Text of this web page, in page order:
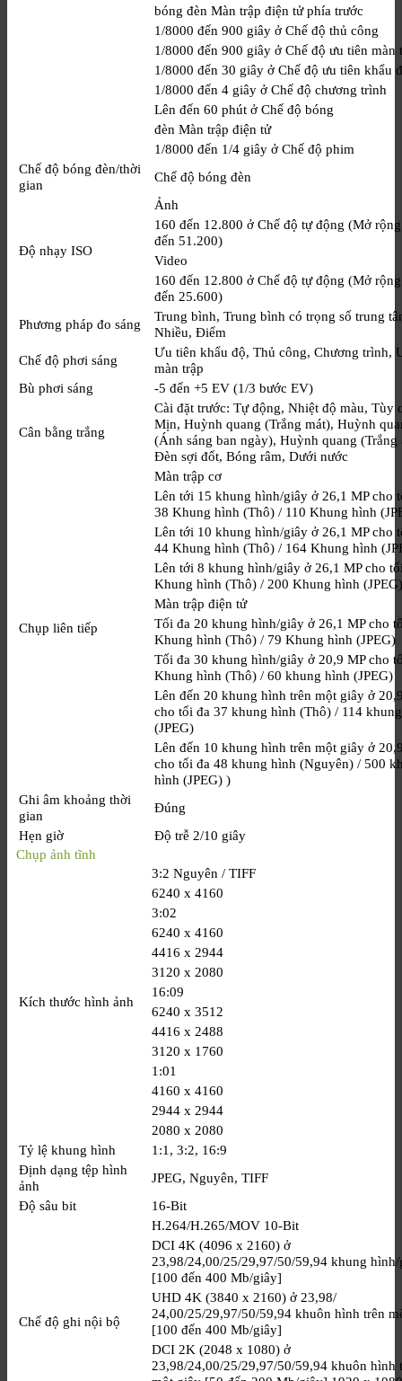
bóng đèn Màn trập điện tử phía trước
1/8000 đến 900 giây ở Chế độ thủ công
1/8000 đến 900 giây ở Chế độ ưu tiên màn
1/8000 đến 30 giây ở Chế độ ưu tiên khẩu
1/8000 đến 4 giây ở Chế độ chương trình
Lên đến 60 phút ở Chế độ bóng
đèn Màn trập điện tử
1/8000 đến 1/4 giây ở Chế độ phim
Chế độ bóng đèn/thời
gian
Chế độ bóng đèn
Độ nhạy ISO
Ảnh
160 đến 12.800 ở Chế độ tự động (Mở
đến 51.200)
Video
160 đến 12.800 ở Chế độ tự động (Mở
đến 25.600)
Phương pháp đo sáng
Trung bình, Trung bình có trọng số trung
Nhiều, Điểm
Chế độ phơi sáng
Ưu tiên khẩu độ, Thủ công, Chương trình,
màn trập
Bù phơi sáng
-5 đến +5 EV (1/3 bước EV)
Cân bằng trắng
Cài đặt trước: Tự động, Nhiệt độ màu, Tùy
Mịn, Huỳnh quang (Trắng mát), Huỳnh
(Ánh sáng ban ngày), Huỳnh quang (Trắng
Đèn sợi đốt, Bóng râm, Dưới nước
Chụp liên tiếp
Màn trập cơ
Lên tới 15 khung hình/giây ở 26,1 MP cho
38 Khung hình (Thô) / 110 Khung hình
Lên tới 10 khung hình/giây ở 26,1 MP cho
44 Khung hình (Thô) / 164 Khung hình
Lên tới 8 khung hình/giây ở 26,1 MP cho
Khung hình (Thô) / 200 Khung hình (JPEG)
Màn trập điện tử
Tối đa 20 khung hình/giây ở 26,1 MP cho
Khung hình (Thô) / 79 Khung hình (JPEG)
Tối đa 30 khung hình/giây ở 20,9 MP cho
Khung hình (Thô) / 60 khung hình (JPEG)
Lên đến 20 khung hình trên một giây ở
cho tối đa 37 khung hình (Thô) / 114
(JPEG)
Lên đến 10 khung hình trên một giây ở
cho tối đa 48 khung hình (Nguyên) / 500
hình (JPEG) )
Ghi âm khoảng thời
gian
Đúng
Hẹn giờ
Độ trễ 2/10 giây
Chụp ảnh tĩnh
Kích thước hình ảnh
3:2 Nguyên / TIFF
6240 x 4160
3:02
6240 x 4160
4416 x 2944
3120 x 2080
16:09
6240 x 3512
4416 x 2488
3120 x 1760
1:01
4160 x 4160
2944 x 2944
2080 x 2080
Tỷ lệ khung hình
1:1, 3:2, 16:9
Định dạng tệp hình
ảnh
JPEG, Nguyên, TIFF
Độ sâu bit
16-Bit
Chế độ ghi nội bộ
H.264/H.265/MOV 10-Bit
DCI 4K (4096 x 2160) ở
23,98/24,00/25/29,97/50/59,94 khung
[100 đến 400 Mb/giây]
UHD 4K (3840 x 2160) ở 23,98/
24,00/25/29,97/50/59,94 khuôn hình trên
[100 đến 400 Mb/giây]
DCI 2K (2048 x 1080) ở
23,98/24,00/25/29,97/50/59,94 khuôn hình